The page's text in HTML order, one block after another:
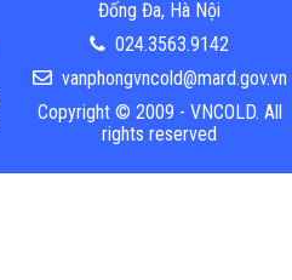
Đống Đa, Hà Nội
024.3563.9142
vanphongvncold@mard.gov.vn
Copyright © 2009 - VNCOLD. All
rights reserved